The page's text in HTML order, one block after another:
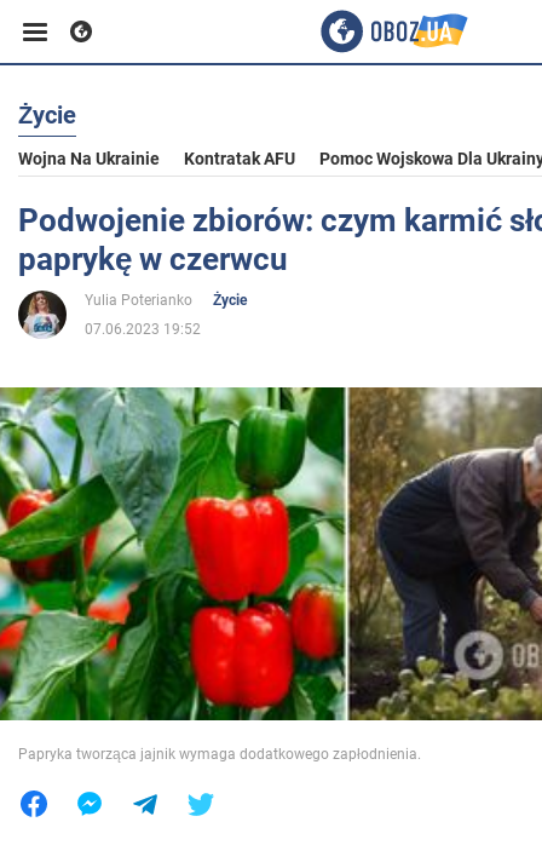
Biznes
Sport
Rozrywka
Polityka
Społeczeństwo
Wojna na Ukrainie
Świat
Jedzenie
Życie
Wojna Na Ukrainie Kontratak AFU Pomoc Wojskowa Dla
Podwojenie zbiorów: czym karmić
paprykę w czerwcu
Yulia Poterianko
Życie
07.06.2023 19:52
Papryka tworząca jajnik wymaga dodatkowego zapłodnienia.